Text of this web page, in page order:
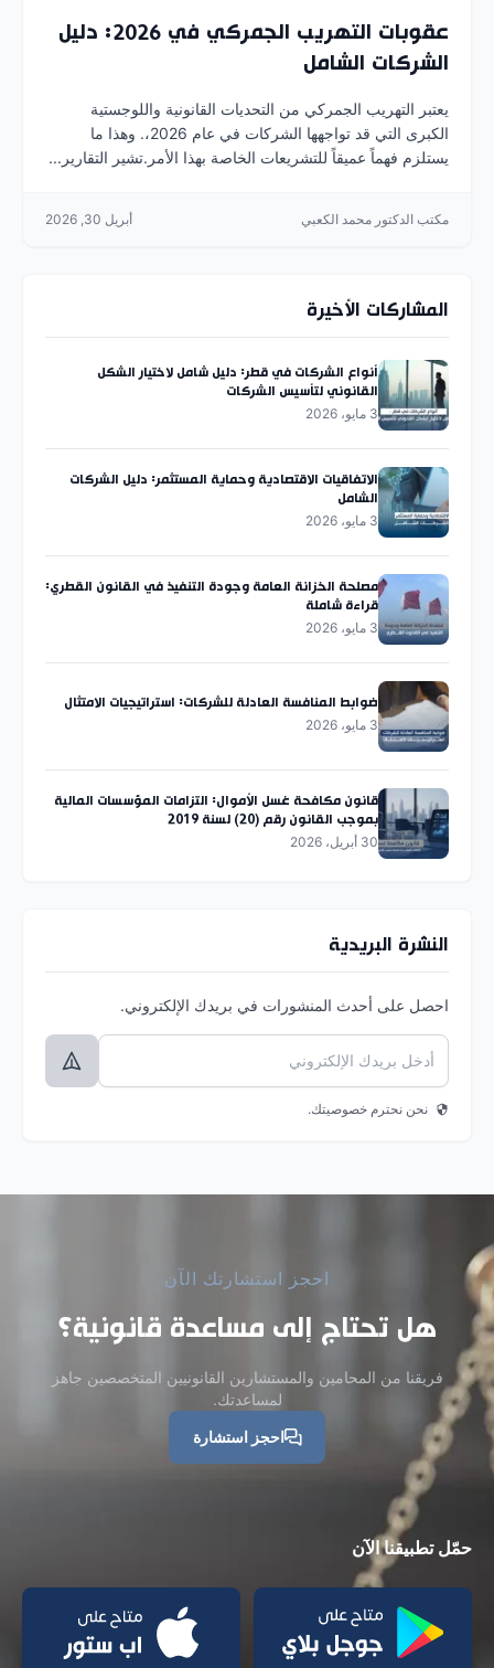
عقوبات التهريب الجمركي في 2026: دليل
الشركات الشامل
يعتبر التهريب الجمركي من التحديات القانونية واللوجستية
الكبرى التي قد تواجهها الشركات في عام 2026،. وهذا ما
يستلزم فهماً عميقاً للتشريعات الخاصة بهذا الأمر.تشير التقارير...
مكتب الدكتور محمد الكعبي أبريل 30, 2026
المشاركات الأخيرة
أنواع الشركات في قطر: دليل شامل لاختيار الشكل
القانوني لتأسيس الشركات
3 مايو، 2026
الاتفاقيات الاقتصادية وحماية المستثمر: دليل الشركات
الشامل
3 مايو، 2026
مصلحة الخزانة العامة وجودة التنفيذ في القانون القطري:
قراءة شاملة
3 مايو، 2026
ضوابط المنافسة العادلة للشركات: استراتيجيات الامتثال
3 مايو، 2026
قانون مكافحة غسل الأموال: التزامات المؤسسات المالية
بموجب القانون رقم (20) لسنة 2019
30 أبريل، 2026
النشرة البريدية
احصل على أحدث المنشورات في بريدك الإلكتروني.
نحن نحترم خصوصيتك.
احجز استشارتك الآن
هل تحتاج إلى مساعدة قانونية؟
فريقنا من المحامين والمستشارين القانونيين المتخصصين جاهز
لمساعدتك.
احجز استشارة
حمّل تطبيقنا الآن